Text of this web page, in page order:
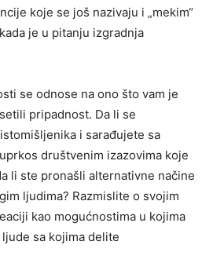
koje se još nazivaju i „mekim“
je u pitanju izgradnja
se odnose na ono što vam je
pripadnost. Da li se
i sarađujete sa
društvenim izazovima koje
li ste pronašli alternativne načine
ljudima? Razmislite o svojim
kao mogućnostima u kojima
sa kojima delite